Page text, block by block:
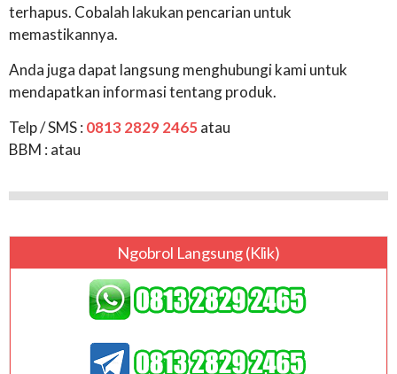
terhapus. Cobalah lakukan pencarian untuk
memastikannya.
Anda juga dapat langsung menghubungi kami untuk
mendapatkan informasi tentang produk.
Telp / SMS : 0813 2829 2465atau
BBM : atau
Ngobrol Langsung (klik)